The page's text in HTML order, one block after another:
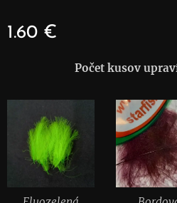
1.60 €
Počet kusov